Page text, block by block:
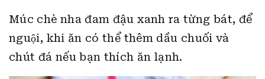
Múc chè nha đam đậu xanh ra từng bát, để
nguội, khi ăn có thể thêm dầu chuối và
chút đá nếu bạn thích ăn lạnh.